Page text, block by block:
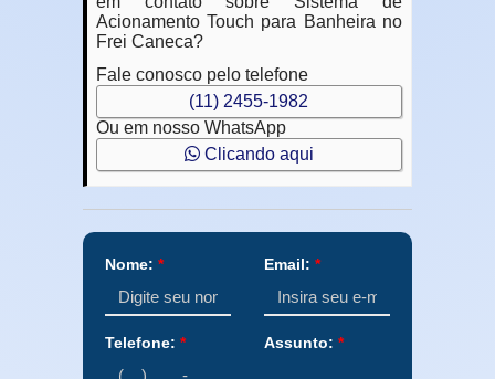
Acionamento Touch para Banheira no
Frei Caneca?
Fale conosco pelo telefone
(11) 2455-1982
Ou em nosso WhatsApp
Clicando aqui
Nome: * Email: *
Telefone: * Assunto: *